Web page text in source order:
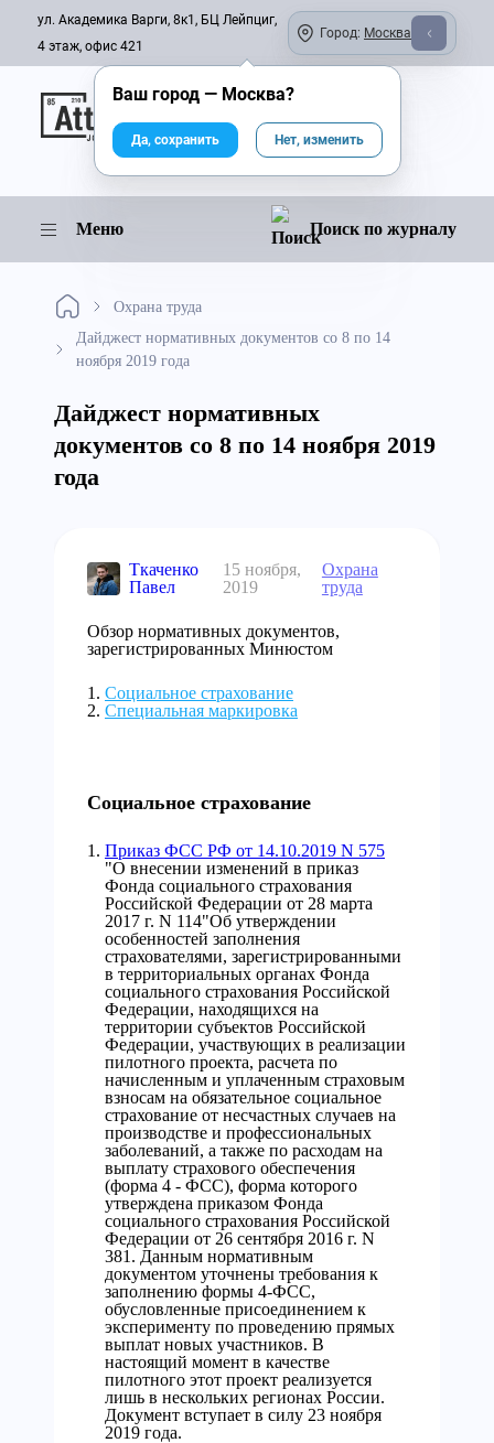
ул. Академика Варги, 8к1, БЦ Лейпциг,
4 этаж, офис 421
Город: Москва
Онлайн-журнал
Меню Поиск по журналу
Охрана труда
Дайджест нормативных документов со 8 по 14
ноября 2019 года
Дайджест нормативных
документов со 8 по 14 ноября 2019
года
Ткаченко
Павел
15 ноября,
2019
Охрана
труда
Обзор нормативных документов,
зарегистрированных Минюстом
Социальное страхование
Специальная маркировка
Социальное страхование
Приказ ФСС РФ от 14.10.2019 N 575
"О внесении изменений в приказ
Фонда социального страхования
Российской Федерации от 28 марта
2017 г. N 114"Об утверждении
особенностей заполнения
страхователями, зарегистрированными
в территориальных органах Фонда
социального страхования Российской
Федерации, находящихся на
территории субъектов Российской
Федерации, участвующих в реализации
пилотного проекта, расчета по
начисленным и уплаченным страховым
взносам на обязательное социальное
страхование от несчастных случаев на
производстве и профессиональных
заболеваний, а также по расходам на
выплату страхового обеспечения
(форма 4 - ФСС), форма которого
утверждена приказом Фонда
социального страхования Российской
Федерации от 26 сентября 2016 г. N
381. Данным нормативным
документом уточнены требования к
заполнению формы 4-ФСС,
обусловленные присоединением к
эксперименту по проведению прямых
выплат новых участников. В
настоящий момент в качестве
пилотного этот проект реализуется
лишь в нескольких регионах России.
Документ вступает в силу 23 ноября
2019 года.
Ваш город — Москва?
Да, сохранить Нет, изменить